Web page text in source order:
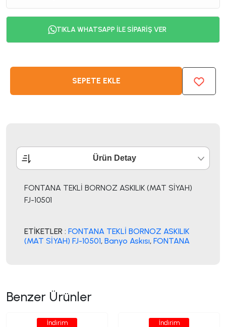
TIKLA WHATSAPP İLE SİPARİŞ VER
SEPETE EKLE
Ürün Detay
FONTANA TEKLİ BORNOZ ASKILIK (MAT SİYAH)
FJ-10501
ETİKETLER : FONTANA TEKLİ BORNOZ ASKILIK
(MAT SİYAH) FJ-10501, Banyo Askısı, FONTANA
Benzer Ürünler
İndirim İndirim